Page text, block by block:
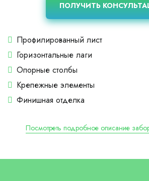
ПОЛУЧИТЬ
Профилированный лист
Горизонтальные лаги
Опорные столбы
Крепежные элементы
Финишная отделка
Посмотреть подробное описание